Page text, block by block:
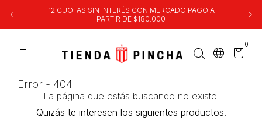
12 CUOTAS SIN INTERÉS CON MERCADO PAGO A
PARTIR DE $180.000
0
Error - 404
La página que estás buscando no existe.
Quizás te interesen los siguientes productos.